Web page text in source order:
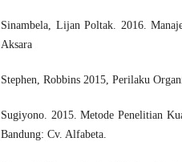
Sinambela, Lijan Poltak. 2016.
Aksara
Stephen, Robbins 2015, Perilaku
Sugiyono. 2015. Metode Penelitian
Bandung: Cv. Alfabeta.